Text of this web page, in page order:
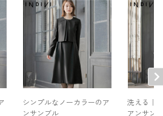
89.5 39.0 59.5
40.0 59.5
ステル100％（経二重）×トリアセテート7
ル21％（グログラン）
テル100％
シンプルなノーカラーのア
ンサンブル
洗える｜
アンサン